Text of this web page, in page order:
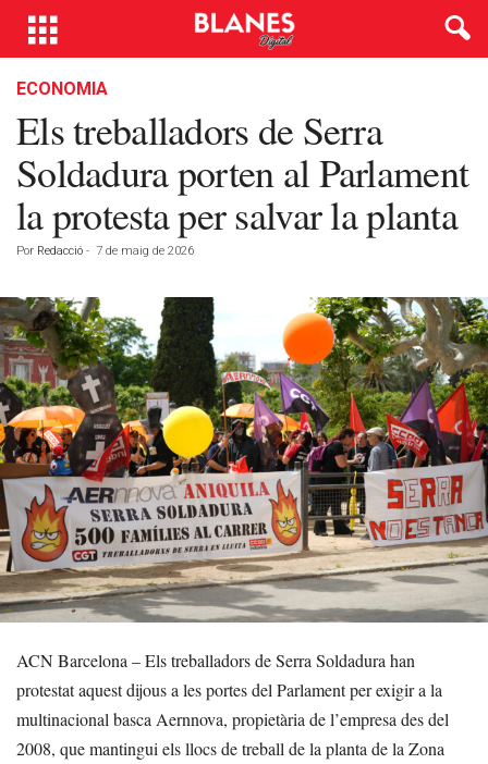
ECONOMIA
Els treballadors de Serra
Soldadura porten al Parlament
la protesta per salvar la planta
Por Redacció - 7 de maig de 2026
ACN Barcelona – Els treballadors de Serra Soldadura han
protestat aquest dijous a les portes del Parlament per exigir a la
multinacional basca Aernnova, propietària de l’empresa des del
2008, que mantingui els llocs de treball de la planta de la Zona